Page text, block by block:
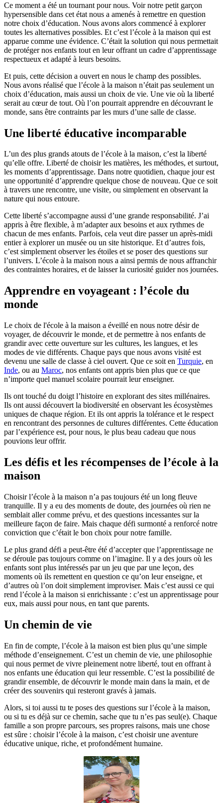
Ce moment a été un tournant pour nous. Voir notre petit garçon
hypersensible dans cet état nous a amenés à remettre en question
notre choix d’éducation. Nous avons alors commencé à explorer
toutes les alternatives possibles. Et c’est l’école à la maison qui est
apparue comme une évidence. C’était la solution qui nous permettait
de protéger nos enfants tout en leur offrant un cadre d’apprentissage
respectueux et adapté à leurs besoins.
Et puis, cette décision a ouvert en nous le champ des possibles.
Nous avons réalisé que l’école à la maison n’était pas seulement un
choix d’éducation, mais aussi un choix de vie. Une vie où la liberté
serait au cœur de tout. Où l’on pourrait apprendre en découvrant le
monde, sans être contraints par les murs d’une salle de classe.
Une liberté éducative incomparable
L’un des plus grands atouts de l’école à la maison, c’est la liberté
qu’elle offre. Liberté de choisir les matières, les méthodes, et surtout,
les moments d’apprentissage. Dans notre quotidien, chaque jour est
une opportunité d’apprendre quelque chose de nouveau. Que ce soit
à travers une rencontre, une visite, ou simplement en observant la
nature qui nous entoure.
Cette liberté s’accompagne aussi d’une grande responsabilité. J’ai
appris à être flexible, à m’adapter aux besoins et aux rythmes de
chacun de mes enfants. Parfois, cela veut dire passer un après-midi
entier à explorer un musée ou un site historique. Et d’autres fois,
c’est simplement observer les étoiles et se poser des questions sur
l’univers. L’école à la maison nous a ainsi permis de nous affranchir
des contraintes horaires, et de laisser la curiosité guider nos journées.
Apprendre en voyageant : l’école du
monde
Le choix de l'école à la maison a éveillé en nous notre désir de
voyager, de découvrir le monde, et de permettre à nos enfants de
grandir avec cette ouverture sur les cultures, les langues, et les
modes de vie différents. Chaque pays que nous avons visité est
devenu une salle de classe à ciel ouvert. Que ce soit en Turquie, en
Inde, ou au Maroc, nos enfants ont appris bien plus que ce que
n’importe quel manuel scolaire pourrait leur enseigner.
Ils ont touché du doigt l’histoire en explorant des sites millénaires.
Ils ont aussi découvert la biodiversité en observant les écosystèmes
uniques de chaque région. Et ils ont appris la tolérance et le respect
en rencontrant des personnes de cultures différentes. Cette éducation
par l’expérience est, pour nous, le plus beau cadeau que nous
pouvions leur offrir.
Les défis et les récompenses de l’école à la
maison
Choisir l’école à la maison n’a pas toujours été un long fleuve
tranquille. Il y a eu des moments de doute, des journées où rien ne
semblait aller comme prévu, et des questions incessantes sur la
meilleure façon de faire. Mais chaque défi surmonté a renforcé notre
conviction que c’était le bon choix pour notre famille.
Le plus grand défi a peut-être été d’accepter que l’apprentissage ne
se déroule pas toujours comme on l’imagine. Il y a des jours où les
enfants sont plus intéressés par un jeu que par une leçon, des
moments où ils remettent en question ce qu’on leur enseigne, et
d’autres où l’on doit simplement improviser. Mais c’est aussi ce qui
rend l’école à la maison si enrichissante : c’est un apprentissage pour
eux, mais aussi pour nous, en tant que parents.
Un chemin de vie
En fin de compte, l’école à la maison est bien plus qu’une simple
méthode d’enseignement. C’est un chemin de vie, une philosophie
qui nous permet de vivre pleinement notre liberté, tout en offrant à
nos enfants une éducation qui leur ressemble. C’est la possibilité de
grandir ensemble, de découvrir le monde main dans la main, et de
créer des souvenirs qui resteront gravés à jamais.
Alors, si toi aussi tu te poses des questions sur l’école à la maison,
ou si tu es déjà sur ce chemin, sache que tu n’es pas seul(e). Chaque
famille a son propre parcours, ses propres raisons, mais une chose
est sûre : choisir l’école à la maison, c’est choisir une aventure
éducative unique, riche, et profondément humaine.